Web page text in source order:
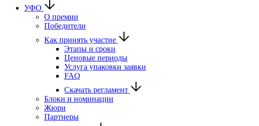
УФО
О премии
Победители
Как принять участие
Этапы и сроки
Ценовые периоды
Услуга упаковки заявки
FAQ
Скачать регламент
Блоки и номинации
Жюри
Партнеры